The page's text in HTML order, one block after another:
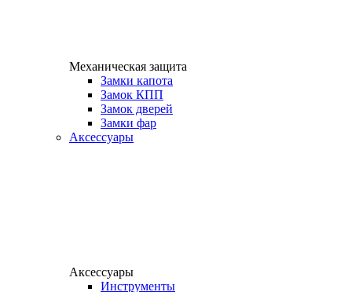
Механическая защита
Замки капота
Замок КПП
Замок дверей
Замки фар
Аксессуары
Аксессуары
Инструменты